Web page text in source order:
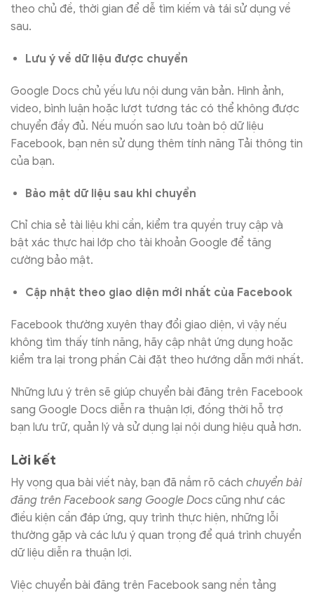
theo chủ đề, thời gian để dễ tìm kiếm và tái sử dụng về
sau.
Lưu ý về dữ liệu được chuyển
Google Docs chủ yếu lưu nội dung văn bản. Hình ảnh,
video, bình luận hoặc lượt tương tác có thể không được
chuyển đầy đủ. Nếu muốn sao lưu toàn bộ dữ liệu
Facebook, bạn nên sử dụng thêm tính năng Tải thông tin
của bạn.
Bảo mật dữ liệu sau khi chuyển
Chỉ chia sẻ tài liệu khi cần, kiểm tra quyền truy cập và
bật xác thực hai lớp cho tài khoản Google để tăng
cường bảo mật.
Cập nhật theo giao diện mới nhất của Facebook
Facebook thường xuyên thay đổi giao diện, vì vậy nếu
không tìm thấy tính năng, hãy cập nhật ứng dụng hoặc
kiểm tra lại trong phần Cài đặt theo hướng dẫn mới nhất.
Những lưu ý trên sẽ giúp chuyển bài đăng trên Facebook
sang Google Docs diễn ra thuận lợi, đồng thời hỗ trợ
bạn lưu trữ, quản lý và sử dụng lại nội dung hiệu quả hơn.
Lời kết
Hy vọng qua bài viết này, bạn đã nắm rõ cách chuyển bài
đăng trên Facebook sang Google Docs cũng như các
điều kiện cần đáp ứng, quy trình thực hiện, những lỗi
thường gặp và các lưu ý quan trọng để quá trình chuyển
dữ liệu diễn ra thuận lợi.
Việc chuyển bài đăng trên Facebook sang nền tảng